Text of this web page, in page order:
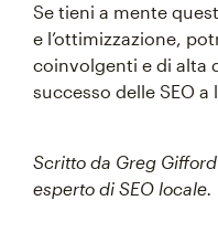
Se tieni a mente
e l’ottimizzazione,
coinvolgenti e di alta
successo delle SEO a
Scritto da Greg
esperto di SEO locale.